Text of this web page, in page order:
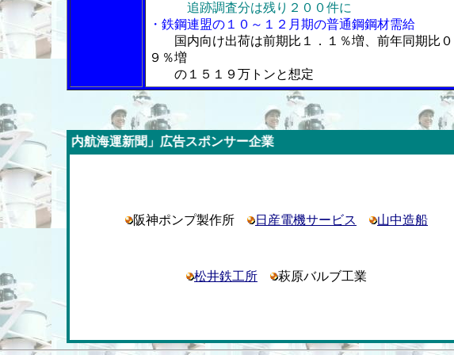
追跡調査分は残り２００件に
・鉄鋼連盟の１０～１２月期の普通鋼鋼材需給
国内向け出荷は前期比１．１％増、前年同期比
９％増
の１５１９万トンと想定
運新聞」広告スポンサー企業
阪神ポンプ製作所 日産電機サービス 山中造船
松井鉄工所 萩原バルブ工業